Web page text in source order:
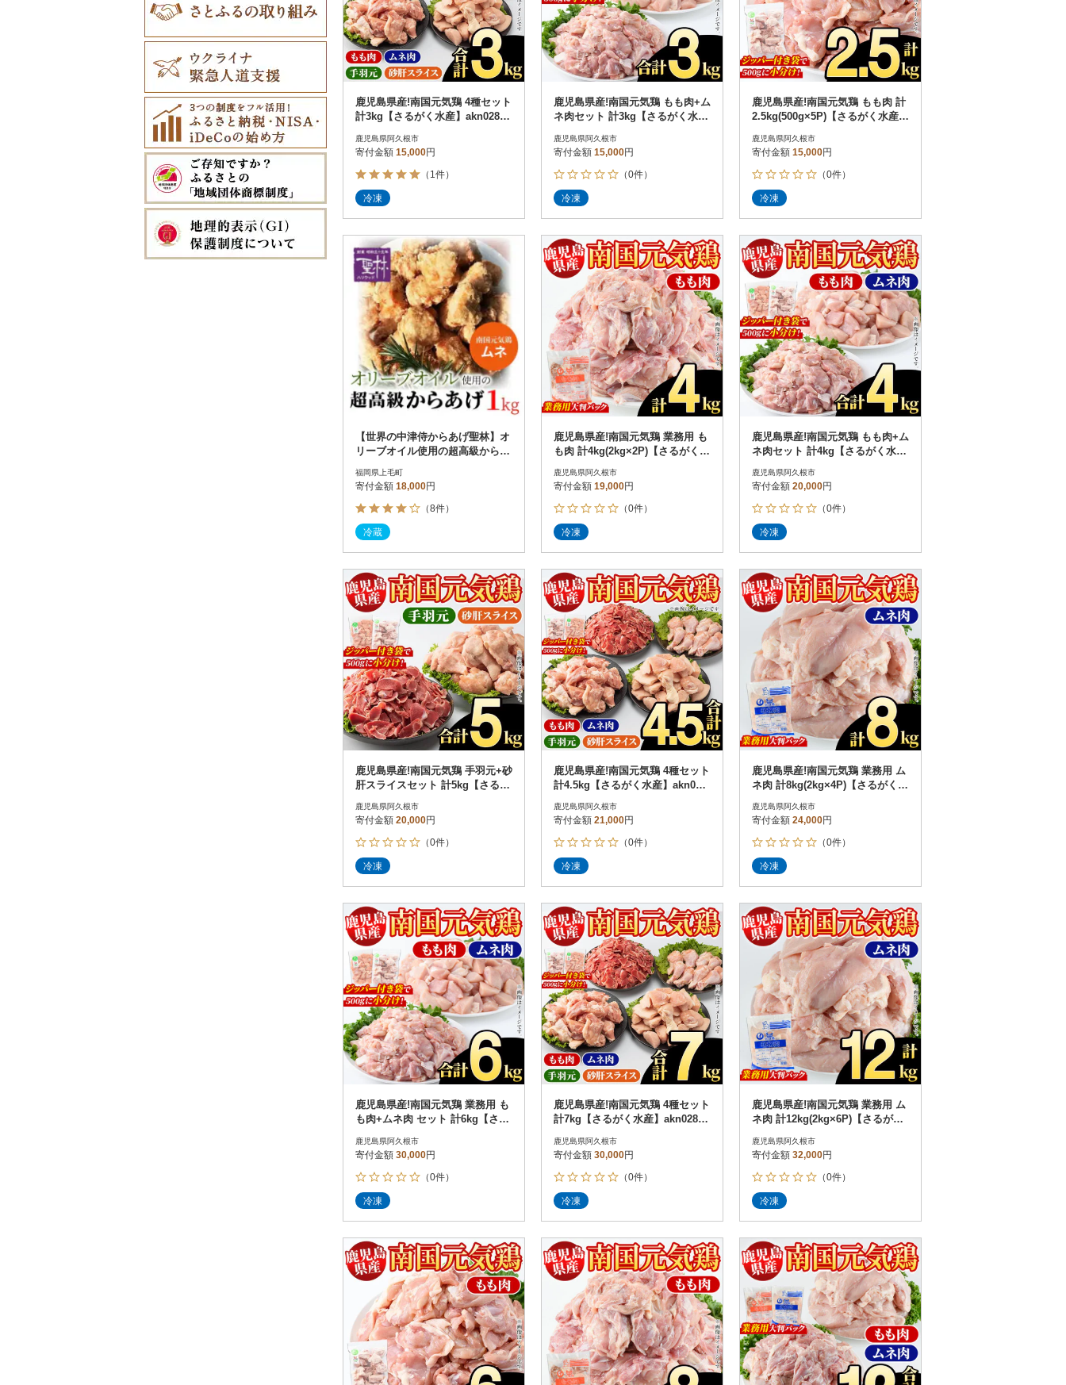
鹿児島県産!南国元気鶏 4種セット
計3kg【さるがく水産】akn028-1
鹿児島県阿久根市
寄付金額 15,000円
（1件）
冷凍
鹿児島県産!南国元気鶏 もも肉+ム
ネ肉セット 計3kg【さるがく水
鹿児島県阿久根市
寄付金額 15,000円
（0件）
冷凍
鹿児島県産!南国元気鶏 もも肉 計
2.5kg(500g×5P)【さるがく水産】
鹿児島県阿久根市
寄付金額 15,000円
（0件）
冷凍
【世界の中津侍からあげ聖林】オ
リーブオイル使用の超高級からあ
福岡県上毛町
寄付金額 18,000円
（8件）
冷蔵
鹿児島県産!南国元気鶏 業務用 も
も肉 計4kg(2kg×2P)【さるがく水
鹿児島県阿久根市
寄付金額 19,000円
（0件）
冷凍
鹿児島県産!南国元気鶏 もも肉+ム
ネ肉セット 計4kg【さるがく水
鹿児島県阿久根市
寄付金額 20,000円
（0件）
冷凍
鹿児島県産!南国元気鶏 手羽元+砂
肝スライスセット 計5kg【さるが
鹿児島県阿久根市
寄付金額 20,000円
（0件）
冷凍
鹿児島県産!南国元気鶏 4種セット
計4.5kg【さるがく水産】akn028-
鹿児島県阿久根市
寄付金額 21,000円
（0件）
冷凍
鹿児島県産!南国元気鶏 業務用 ム
ネ肉 計8kg(2kg×4P)【さるがく水
鹿児島県阿久根市
寄付金額 24,000円
（0件）
冷凍
鹿児島県産!南国元気鶏 業務用 も
も肉+ムネ肉 セット 計6kg【さる
鹿児島県阿久根市
寄付金額 30,000円
（0件）
冷凍
鹿児島県産!南国元気鶏 4種セット
計7kg【さるがく水産】akn028-2
鹿児島県阿久根市
寄付金額 30,000円
（0件）
冷凍
鹿児島県産!南国元気鶏 業務用 ム
ネ肉 計12kg(2kg×6P)【さるがく
鹿児島県阿久根市
寄付金額 32,000円
（0件）
冷凍